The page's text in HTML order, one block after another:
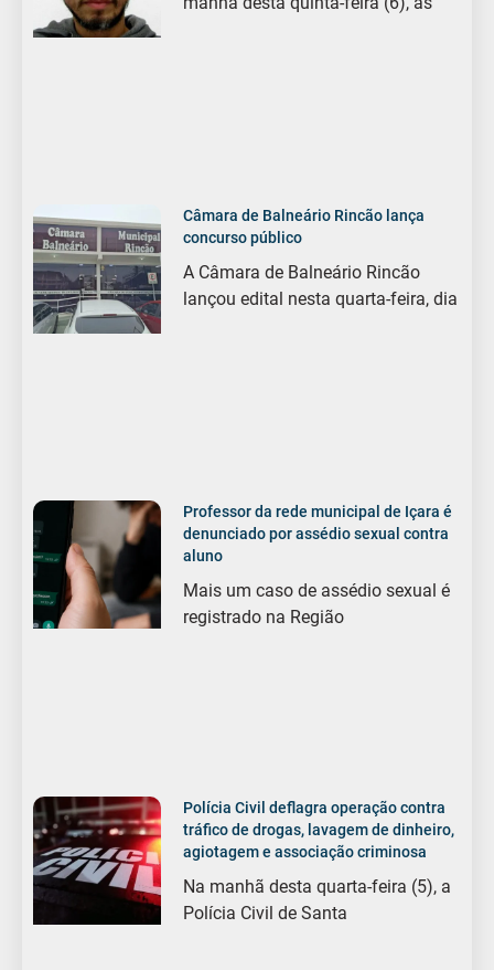
Câmara de Balneário Rincão lança
concurso público
A Câmara de Balneário Rincão
lançou edital nesta quarta-feira, dia
Professor da rede municipal de Içara é
denunciado por assédio sexual contra
aluno
Mais um caso de assédio sexual é
registrado na Região
Polícia Civil deflagra operação contra
tráfico de drogas, lavagem de dinheiro,
agiotagem e associação criminosa
Na manhã desta quarta-feira (5), a
Polícia Civil de Santa